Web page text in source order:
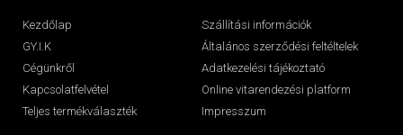
Kezdőlap
GY.I.K
Cégünkről
Kapcsolatfelvétel
Teljes termékválaszték
Szállítási információk
Általános szerződési feltéltelek
Adatkezelési tájékoztató
Online vitarendezési platform
Impresszum